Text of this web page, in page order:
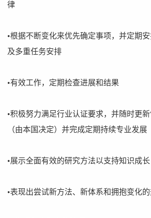
律
•根据不断变化来优先确定事项，并定期
及多重任务安排
•有效工作，定期检查进展和结果
•积极努力满足行业认证要求，并随时更
（由本国决定）并完成定期持续专业发展
•展示全面有效的研究方法以支持知识成长
•表现出尝试新方法、新体系和拥抱变化